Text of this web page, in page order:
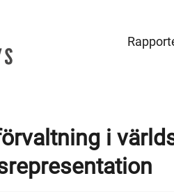
i